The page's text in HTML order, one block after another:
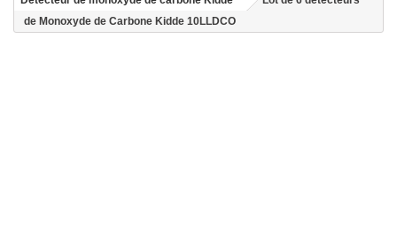
de Monoxyde de Carbone Kidde 10LLDCO